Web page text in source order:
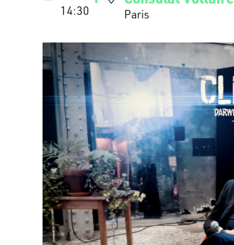
14:30 Paris